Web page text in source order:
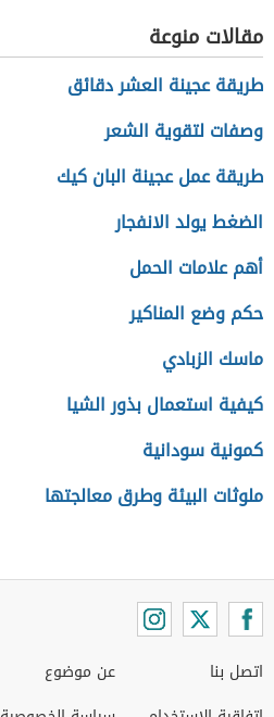
مقالات منوعة
طريقة عجينة العشر دقائق
وصفات لتقوية الشعر
طريقة عمل عجينة البان كيك
الضغط يولد الانفجار
أهم علامات الحمل
حكم وضع المناكير
ماسك الزبادي
كيفية استعمال بذور الشيا
كمونية سودانية
ملوثات البيئة وطرق معالجتها
اتصل بنا
عن موضوع